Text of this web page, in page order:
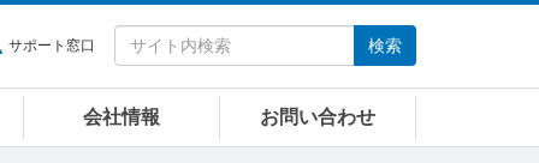
サポート窓口 検索
会社情報 お問い合わせ